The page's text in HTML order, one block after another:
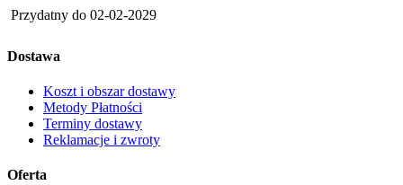
Przydatny do 02-02-2029
Dostawa
Koszt i obszar dostawy
Metody Płatności
Terminy dostawy
Reklamacje i zwroty
Oferta